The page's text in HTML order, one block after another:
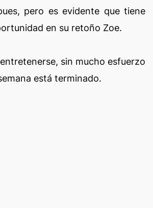
pero es evidente que tiene
en su retoño Zoe.
sin mucho esfuerzo
está terminado.